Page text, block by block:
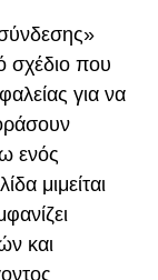
σχέδιο που
για να
ενός
μιμείται
και